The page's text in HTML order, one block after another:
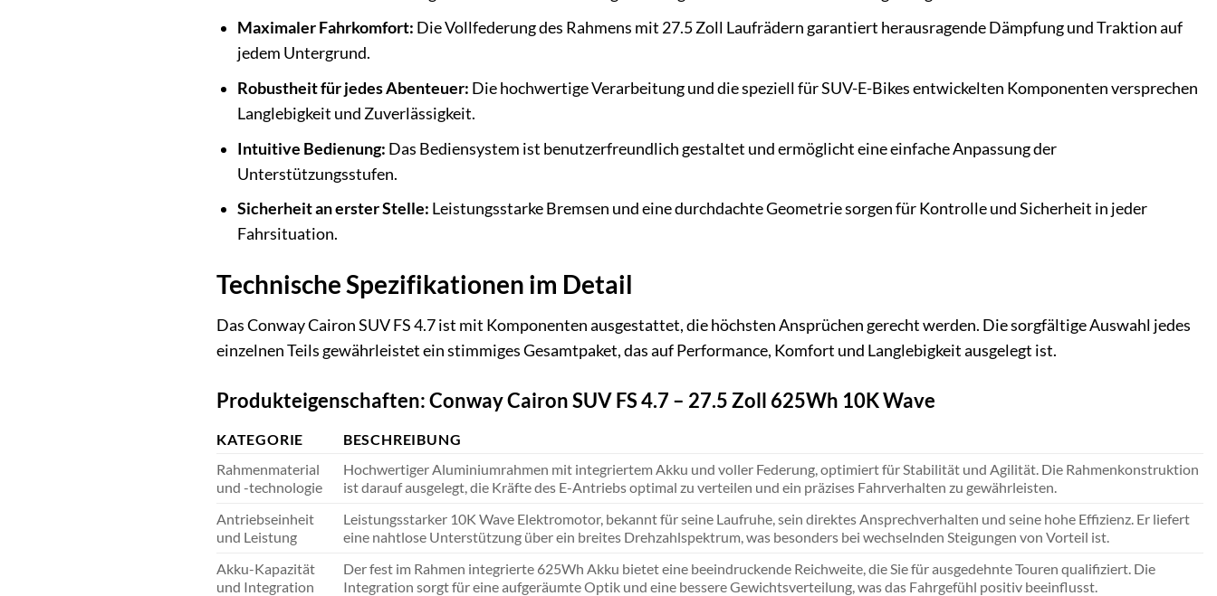
Maximaler Fahrkomfort: Die Vollfederung des Rahmens mit 27.5 Zoll Laufrädern garantiert herausragende Dämpfung und Traktion auf
jedem Untergrund.
Robustheit für jedes Abenteuer: Die hochwertige Verarbeitung und die speziell für SUV-E-Bikes entwickelten Komponenten versprechen
Langlebigkeit und Zuverlässigkeit.
Intuitive Bedienung: Das Bediensystem ist benutzerfreundlich gestaltet und ermöglicht eine einfache Anpassung der
Unterstützungsstufen.
Sicherheit an erster Stelle: Leistungsstarke Bremsen und eine durchdachte Geometrie sorgen für Kontrolle und Sicherheit in jeder
Fahrsituation.
Technische Spezifikationen im Detail
Das Conway Cairon SUV FS 4.7 ist mit Komponenten ausgestattet, die höchsten Ansprüchen gerecht werden. Die sorgfältige Auswahl jedes
einzelnen Teils gewährleistet ein stimmiges Gesamtpaket, das auf Performance, Komfort und Langlebigkeit ausgelegt ist.
Produkteigenschaften: Conway Cairon SUV FS 4.7 – 27.5 Zoll 625Wh 10K Wave
KATEGORIE
BESCHREIBUNG
Rahmenmaterial
und -technologie
Hochwertiger Aluminiumrahmen mit integriertem Akku und voller Federung, optimiert für Stabilität und Agilität. Die Rahmenkonstruktion
ist darauf ausgelegt, die Kräfte des E-Antriebs optimal zu verteilen und ein präzises Fahrverhalten zu gewährleisten.
Antriebseinheit
und Leistung
Leistungsstarker 10K Wave Elektromotor, bekannt für seine Laufruhe, sein direktes Ansprechverhalten und seine hohe Effizienz. Er liefert
eine nahtlose Unterstützung über ein breites Drehzahlspektrum, was besonders bei wechselnden Steigungen von Vorteil ist.
Akku-Kapazität
und Integration
Der fest im Rahmen integrierte 625Wh Akku bietet eine beeindruckende Reichweite, die Sie für ausgedehnte Touren qualifiziert. Die
Integration sorgt für eine aufgeräumte Optik und eine bessere Gewichtsverteilung, was das Fahrgefühl positiv beeinflusst.